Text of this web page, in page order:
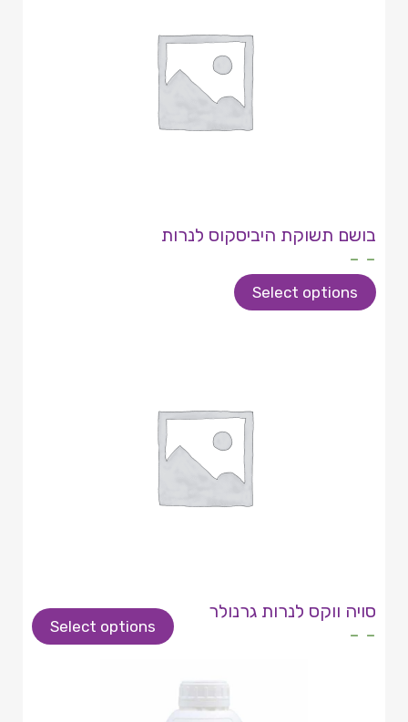
בושם תשוקת היביסקוס לנרות
- -
Select options
סויה ווקס לנרות גרנולר
- -
Select options